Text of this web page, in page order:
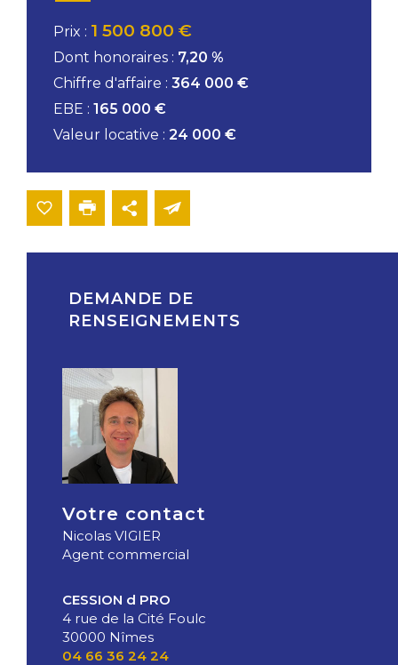
Prix : 1 500 800 €
Dont honoraires : 7,20 %
Chiffre d'affaire : 364 000 €
EBE : 165 000 €
Valeur locative : 24 000 €
DEMANDE DE
RENSEIGNEMENTS
Votre contact
Nicolas VIGIER
Agent commercial
CESSION d PRO
4 rue de la Cité Foulc
30000 Nîmes
04 66 36 24 24